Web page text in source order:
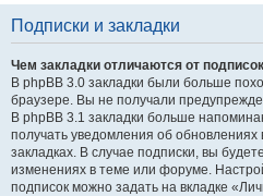
Подписки и закладки
Чем закладки отличаются от
В phpBB 3.0 закладки были больше
браузере. Вы не получали
В phpBB 3.1 закладки больше
получать уведомления об
закладках. В случае подписки, вы
изменениях в теме или форуме.
подписок можно задать на вкладке